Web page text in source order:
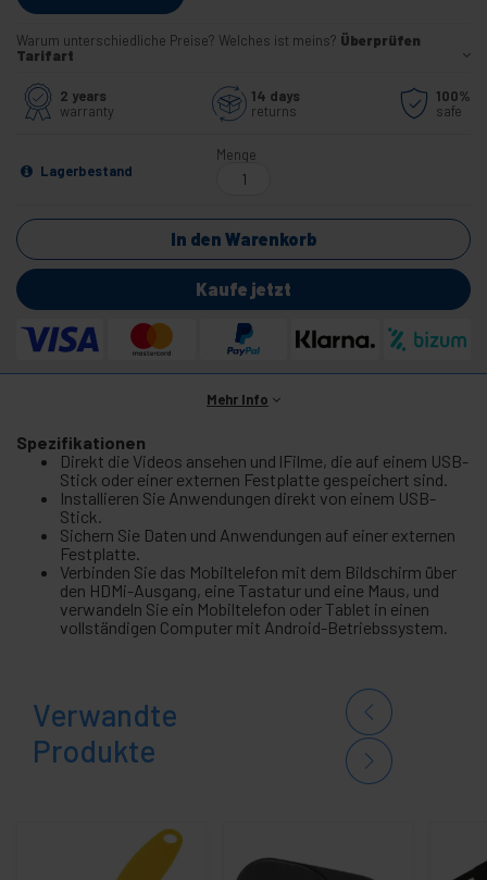
Warum unterschiedliche Preise? Welches ist meins? Überprüfen
Tarifart
2 years
warranty
14 days
returns
100%
safe
Lagerbestand
Menge
In den Warenkorb
Kaufe jetzt
Mehr Info
Spezifikationen
Direkt die Videos ansehen und lFilme, die auf einem USB-
Stick oder einer externen Festplatte gespeichert sind.
Installieren Sie Anwendungen direkt von einem USB-
Stick.
Sichern Sie Daten und Anwendungen auf einer externen
Festplatte.
Verbinden Sie das Mobiltelefon mit dem Bildschirm über
den HDMi-Ausgang, eine Tastatur und eine Maus, und
verwandeln Sie ein Mobiltelefon oder Tablet in einen
vollständigen Computer mit Android-Betriebssystem.
Verwandte
Produkte